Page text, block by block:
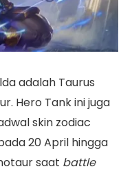
adalah Taurus
Hero Tank ini juga
skin zodiac
20 April hingga
saat battle